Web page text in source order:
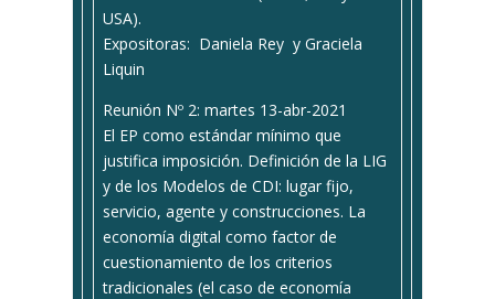
USA).
Expositoras: Daniela Rey y Graciela
Liquin
Reunión Nº 2: martes 13-abr-2021
El EP como estándar mínimo que
justifica imposición. Definición de la LIG
y de los Modelos de CDI: lugar fijo,
servicio, agente y construcciones. La
economía digital como factor de
cuestionamiento de los criterios
tradicionales (el caso de economía